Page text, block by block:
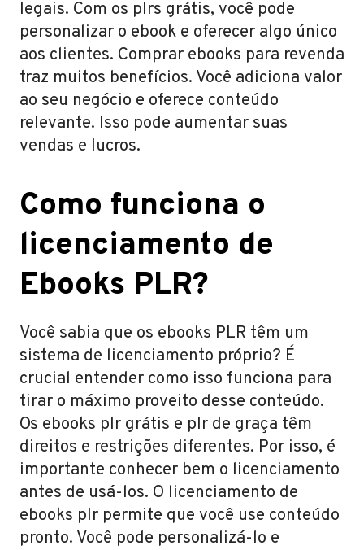
legais. Com os plrs grátis, você pode
personalizar o ebook e oferecer algo único
aos clientes. Comprar ebooks para revenda
traz muitos benefícios. Você adiciona valor
ao seu negócio e oferece conteúdo
relevante. Isso pode aumentar suas
vendas e lucros.
Como funciona o
licenciamento de
Ebooks PLR?
Você sabia que os ebooks PLR têm um
sistema de licenciamento próprio? É
crucial entender como isso funciona para
tirar o máximo proveito desse conteúdo.
Os ebooks plr grátis e plr de graça têm
direitos e restrições diferentes. Por isso, é
importante conhecer bem o licenciamento
antes de usá-los. O licenciamento de
ebooks plr permite que você use conteúdo
pronto. Você pode personalizá-lo e